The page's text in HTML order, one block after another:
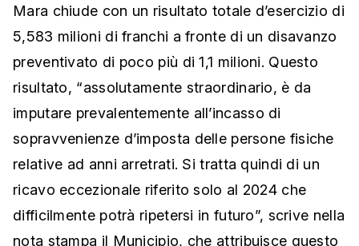
Mara chiude con un risultato totale d’esercizio di
5,583 milioni di franchi a fronte di un disavanzo
preventivato di poco più di 1,1 milioni. Questo
risultato, “assolutamente straordinario, è da
imputare prevalentemente all’incasso di
sopravvenienze d’imposta delle persone fisiche
relative ad anni arretrati. Si tratta quindi di un
ricavo eccezionale riferito solo al 2024 che
difficilmente potrà ripetersi in futuro”, scrive nella
nota stampa il Municipio, che attribuisce questo